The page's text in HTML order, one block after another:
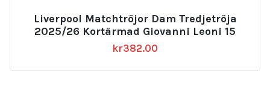
Liverpool Matchtröjor Dam Tredjetröja
2025/26 Kortärmad Giovanni Leoni 15
kr382.00